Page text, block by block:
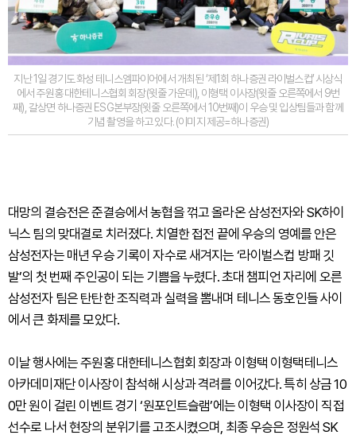
지난 1일 경기도 화성 테니스엠파이어에서 개최된 ‘제1회 하나증권 라이벌스컵’ 시상식
에서 주원홍 대한테니스협회 회장(윗줄 가운데), 이형택 이사장(윗줄 오른쪽에서 9번
째), 갈상면 하나증권 ESG본부장(윗줄 오른쪽에서 10번째)이 우승 및 입상팀들과 함께
기념 촬영을 하고 있다. (이미지 제공=하나증권)
대망의 결승전은 준결승에서 농협을 꺾고 올라온 삼성전자와 SK하이
닉스 팀의 맞대결로 치러졌다. 치열한 접전 끝에 우승의 영예를 안은
삼성전자는 매년 우승 기록이 자수로 새겨지는 ‘라이벌스컵 방패 깃
발’의 첫 번째 주인공이 되는 기쁨을 누렸다. 초대 챔피언 자리에 오른
삼성전자 팀은 탄탄한 조직력과 실력을 뽐내며 테니스 동호인들 사이
에서 큰 화제를 모았다.
이날 행사에는 주원홍 대한테니스협회 회장과 이형택 이형택테니스
아카데미재단 이사장이 참석해 시상과 격려를 이어갔다. 특히 상금 10
0만 원이 걸린 이벤트 경기 ‘원포인트슬램’에는 이형택 이사장이 직접
선수로 나서 현장의 분위기를 고조시켰으며, 최종 우승은 정원석 SK